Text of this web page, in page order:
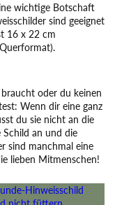
wichtige Botschaft
sind geeignet
16 x 22 cm
oder du keinen
Wenn dir eine ganz
du sie nicht an die
Schild an und die
sind manchmal eine
lieben Mitmenschen!